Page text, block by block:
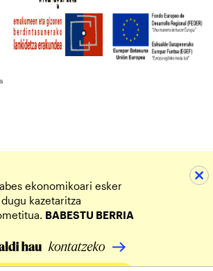
ekonomikoari esker
kazetaritza
BABESTU BERRIA